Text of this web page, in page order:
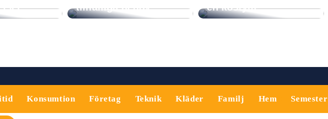
tillfälliga behov
en kostym
Konsumtion Företag Teknik Kläder Familj Hem Semester